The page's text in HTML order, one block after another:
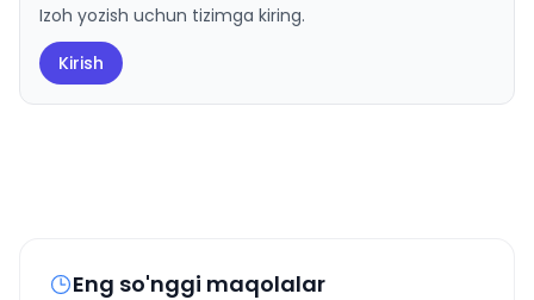
Izoh yozish uchun tizimga kiring.
Kirish
Eng so'nggi maqolalar